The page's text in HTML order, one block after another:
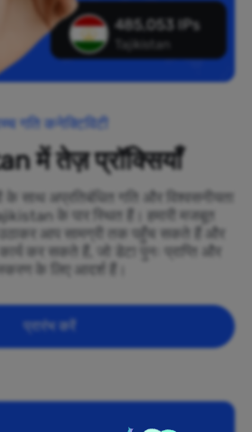
485,053 IPs
Tajikistan
गति कनेक्टिविटी
में तेज़ प्रॉक्सियाँ
के साथ अप्रतिबंधित गति और विश्वसनीयता
के पार स्थित हैं। हमारी मजबूत
उठाकर आप सामग्री तक पहुँच सकते हैं और
कर सकते हैं, जो डेटा पुनः प्राप्ति और
के लिए आदर्श हैं।
प्रारंभ करें